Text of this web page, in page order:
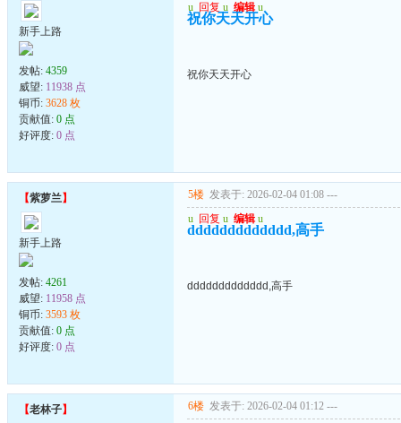
新手上路
发帖: 4359
威望: 11938 点
铜币: 3628 枚
贡献值: 0 点
好评度: 0 点
u 回复 u 编辑 u
祝你天天开心
祝你天天开心
【紫萝兰】
新手上路
发帖: 4261
威望: 11958 点
铜币: 3593 枚
贡献值: 0 点
好评度: 0 点
5楼 发表于: 2026-02-04 01:08 ---
u 回复 u 编辑 u
ddddddddddddd,高手
ddddddddddddd,高手
【老林子】 6楼 发表于: 2026-02-04 01:12 ---